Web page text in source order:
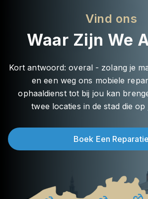
Vind ons
Waar Zijn We
Kort antwoord: overal - zolang je
en een weg ons mobiele
ophaaldienst tot bij jou kan
twee locaties in de stad die op
Boek Een Reparatie